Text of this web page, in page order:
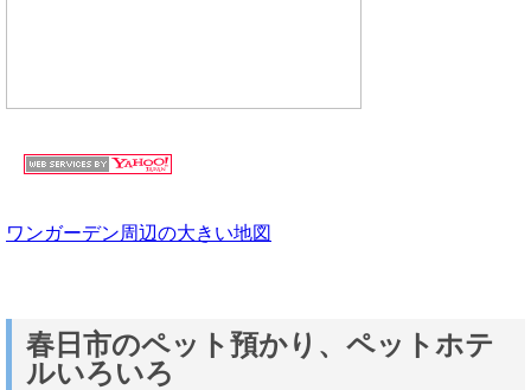
ワンガーデン周辺の大きい地図
春日市のペット預かり、ペットホテ
ルいろいろ